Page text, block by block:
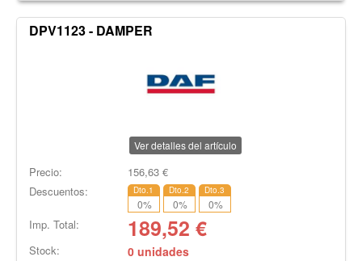
DPV1123 - DAMPER
Ver detalles del artículo
Precio: 156,63€
Descuentos:
Dto.1
0%
Dto.2
0%
Dto.3
0%
Imp. Total: 189,52 €
Stock: 0 unidades